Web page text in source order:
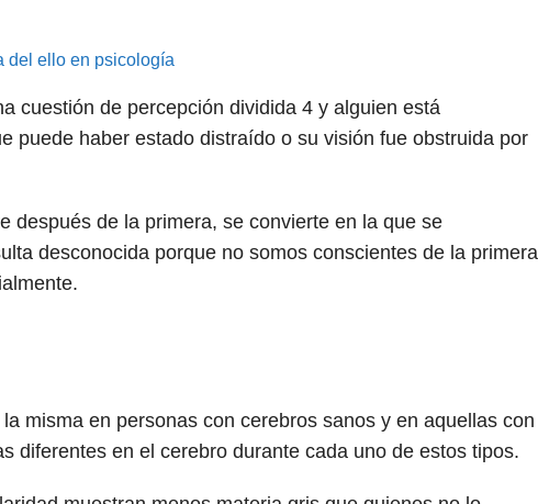
del ello en psicología
cuestión de percepción dividida 4y alguien está
puede haber estado distraído o su visión fue obstruida por
después de la primera, se convierte en la que se
desconocida porque no somos conscientes de la primera
misma en personas con cerebros sanos y en aquellas con
diferentes en el cerebro durante cada uno de estos tipos.